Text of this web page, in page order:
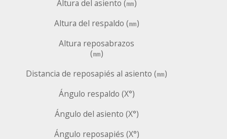
Altura del asiento (㎜)
Altura del respaldo (㎜)
Altura reposabrazos
(㎜)
Distancia de reposapiés al asiento (㎜)
Ángulo respaldo (X°)
Ángulo del asiento (X°)
Ángulo reposapiés (X°)